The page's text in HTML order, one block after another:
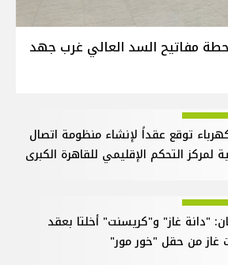
مفاتيح السد العالي غرب جهد
توقع عقداً لإنشاء منظومة اتصال
لمركز التحكم الإقليمي للقاهرة الكبرى
"دانة غاز" و"كريسنت" أخلتا بعقد
غاز من حقل "خور مور"